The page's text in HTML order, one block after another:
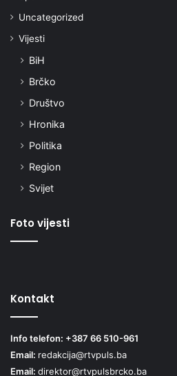
Uncategorized
Vijesti
BiH
Brčko
Društvo
Hronika
Politika
Region
Svijet
Foto vijesti
Kontakt
Info telefon: +387 66 510-961
Email: redakcija@rtvpuls.ba
Email: direktor@rtvpulsbrcko.ba